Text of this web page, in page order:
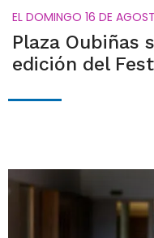
EL DOMINGO 16 DE
Plaza Oubiñas
edición del